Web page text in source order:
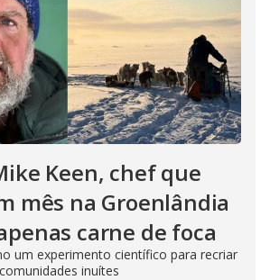
Keen, chef que
mês na Groenlândia
carne de foca
um experimento científico para recriar
inuítes